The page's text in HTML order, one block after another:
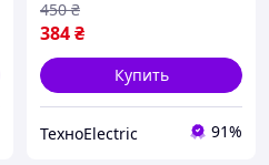
384₴
450 ₴
Купить
ТехноElectric 91%